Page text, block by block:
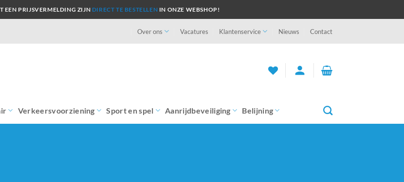
EEN PRIJSVERMELDING ZIJN DIRECT TE BESTELLEN IN ONZE WEBSHOP!
Over ons Vacatures Klantenservice Nieuws Contact
person
Verkeersvoorziening Sport en spel Aanrijdbeveiliging Belijning